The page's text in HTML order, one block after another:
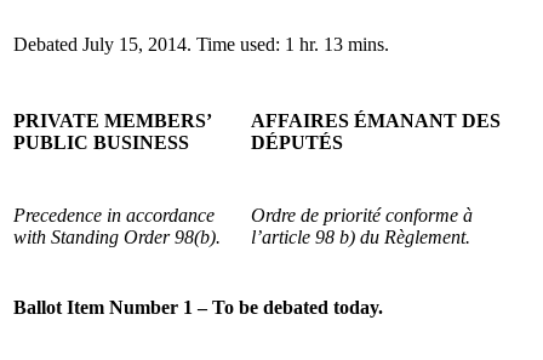
Debated July 15, 2014. Time used: 1 hr. 13 mins.
PRIVATE MEMBERS’
PUBLIC BUSINESS
AFFAIRES ÉMANANT DES
DÉPUTÉS
Precedence in accordance
with Standing Order 98(b).
Ordre de priorité conforme à
l’article 98 b) du Règlement.
Ballot Item Number 1 – To be debated today.